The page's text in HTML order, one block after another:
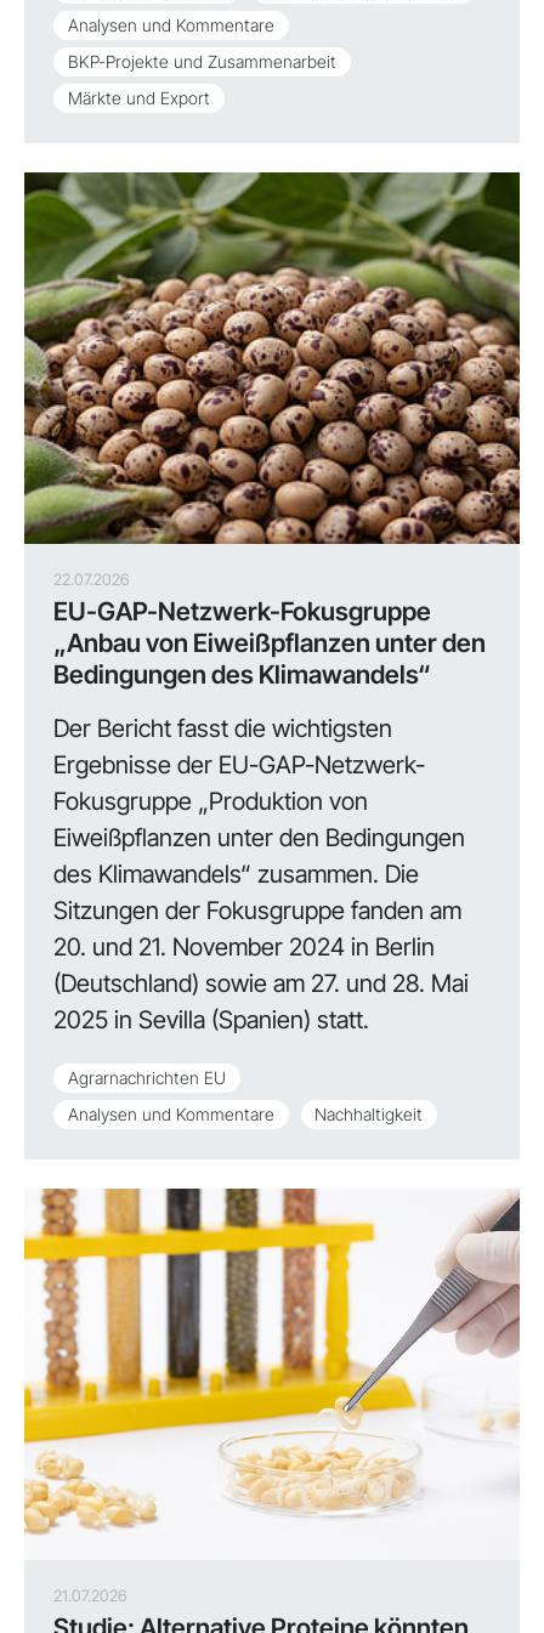
Analysen und Kommentare
BKP-Projekte und Zusammenarbeit
Märkte und Export
22.07.2026
EU-GAP-Netzwerk-Fokusgruppe
„Anbau von Eiweißpflanzen unter den
Bedingungen des Klimawandels“
Der Bericht fasst die wichtigsten
Ergebnisse der EU-GAP-Netzwerk-
Fokusgruppe „Produktion von
Eiweißpflanzen unter den Bedingungen
des Klimawandels“ zusammen. Die
Sitzungen der Fokusgruppe fanden am
20. und 21. November 2024 in Berlin
(Deutschland) sowie am 27. und 28. Mai
2025 in Sevilla (Spanien) statt.
Agrarnachrichten EU
Analysen und Kommentare
Nachhaltigkeit
21.07.2026